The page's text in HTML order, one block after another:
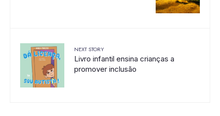
NEXT STORY
Livro infantil ensina crianças a
promover inclusão